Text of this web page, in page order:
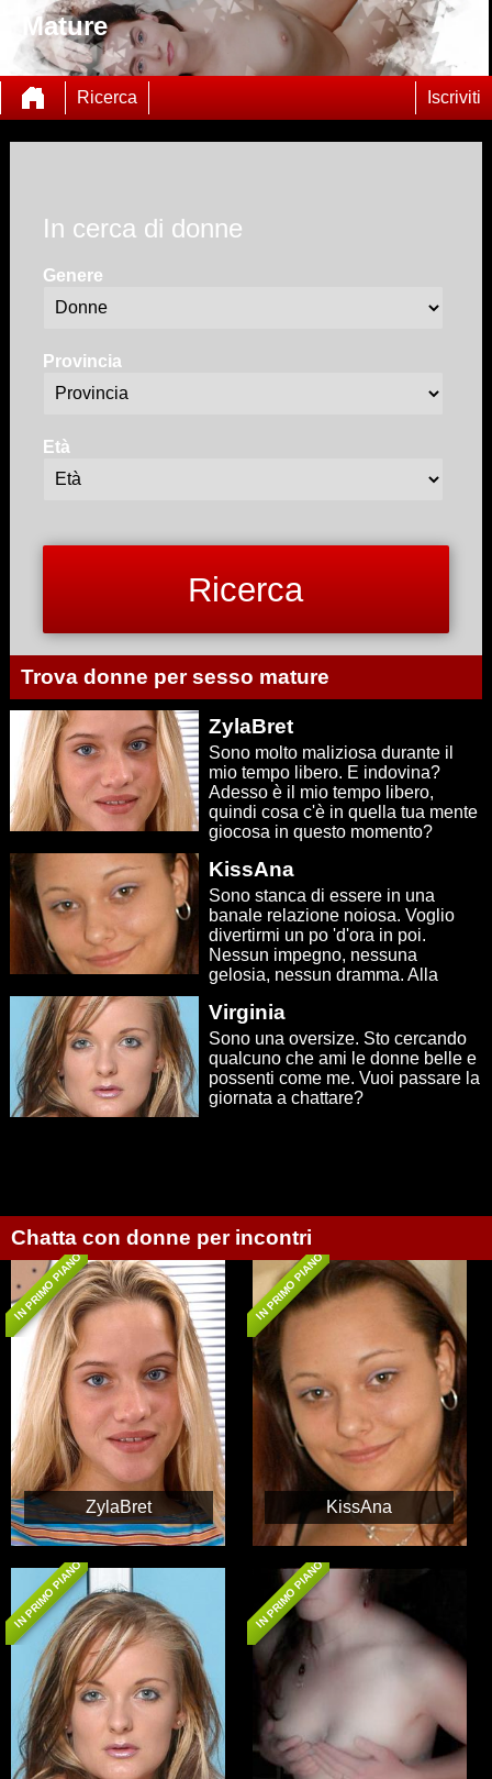
Mature
Ricerca Iscriviti
In cerca di donne
Genere
Provincia
Età
Trova donne per sesso mature
ZylaBret
Sono molto maliziosa durante il
mio tempo libero. E indovina?
Adesso è il mio tempo libero,
quindi cosa c'è in quella tua mente
giocosa in questo momento?
KissAna
Sono stanca di essere in una
banale relazione noiosa. Voglio
divertirmi un po 'd'ora in poi.
Nessun impegno, nessuna
gelosia, nessun dramma. Alla
Virginia
Sono una oversize. Sto cercando
qualcuno che ami le donne belle e
possenti come me. Vuoi passare la
giornata a chattare?
Chatta con donne per incontri
IN PRIMO PIANO
ZylaBret
IN PRIMO PIANO
KissAna
IN PRIMO PIANO IN PRIMO PIANO